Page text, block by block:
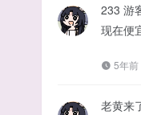
233 游
现在便
5年前
老黄来